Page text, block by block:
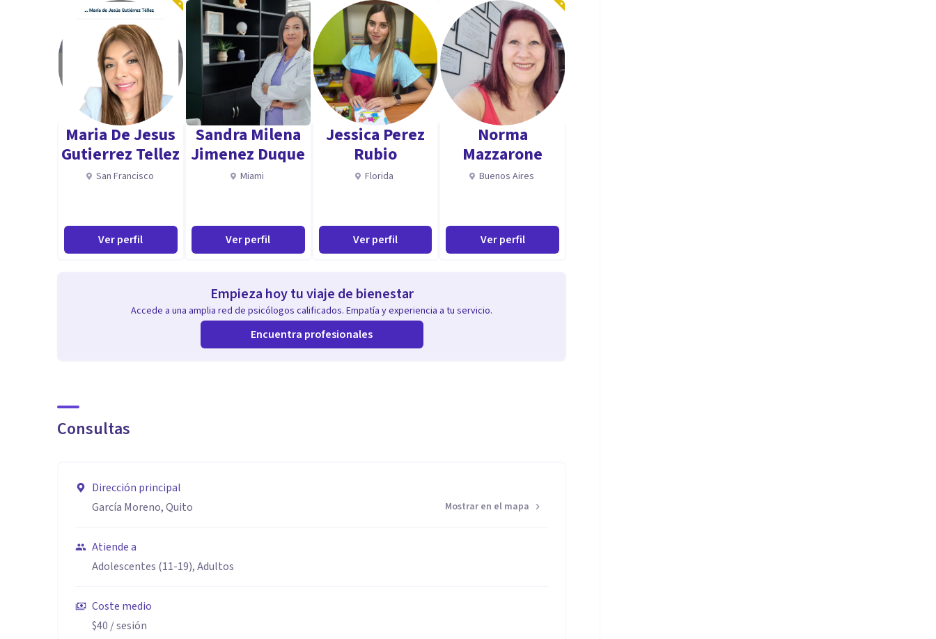
Psicología clínica
Psicoterapia analítica junguiana
Psicooncología
Acompañamiento individual y familiar en enfermedades médicas
Maria De Jesus
Gutierrez Tellez
San Francisco
Ver perfil
Sandra Milena
Jimenez Duque
Miami
Ver perfil
Jessica Perez
Rubio
Florida
Ver perfil
Norma
Mazzarone
Buenos Aires
Ver perfil
Empieza hoy tu viaje de bienestar
Accede a una amplia red de psicólogos calificados. Empatía y experiencia a tu servicio.
Encuentra profesionales
Consultas
Dirección principal
García Moreno, Quito
Mostrar en el mapa
Atiende a
Adolescentes (11-19), Adultos
Coste medio
$40 / sesión